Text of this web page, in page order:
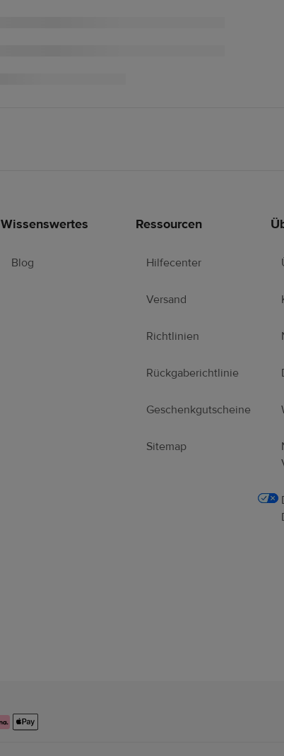
Wissenswertes
Blog
Ressourcen
Hilfecenter
Versand
Richtlinien
Rückgaberichtlinie
Geschenkgutscheine
Sitemap